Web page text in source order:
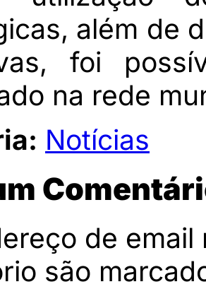
além de
foi
na rede
Notícias
de
são